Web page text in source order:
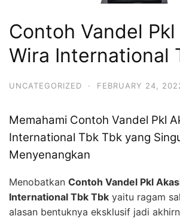
Contoh Vandel
Wira International
UNCATEGORIZED · FEBRUARY 24,
Memahami Contoh Vandel Pkl
International Tbk Tbk yang
Menyenangkan
Menobatkan Contoh Vandel Pkl
International Tbk Tbk yaitu ragam
alasan bentuknya eksklusif jadi